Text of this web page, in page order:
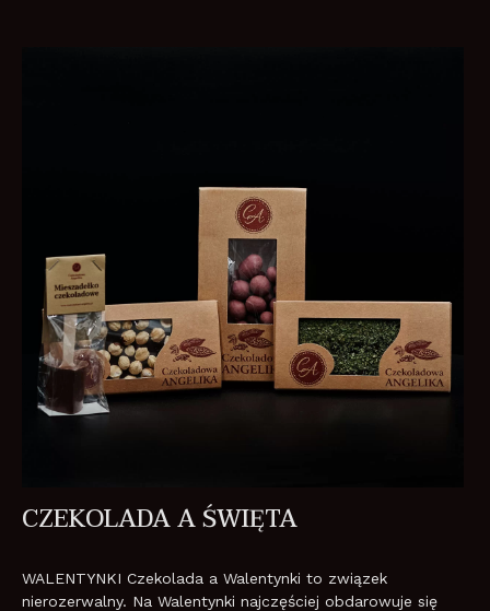
CZEKOLADA A ŚWIĘTA
WALENTYNKI Czekolada a Walentynki to związek
nierozerwalny. Na Walentynki najczęściej obdarowuje się